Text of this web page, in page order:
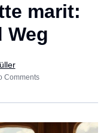
marit:
Weg
Comments